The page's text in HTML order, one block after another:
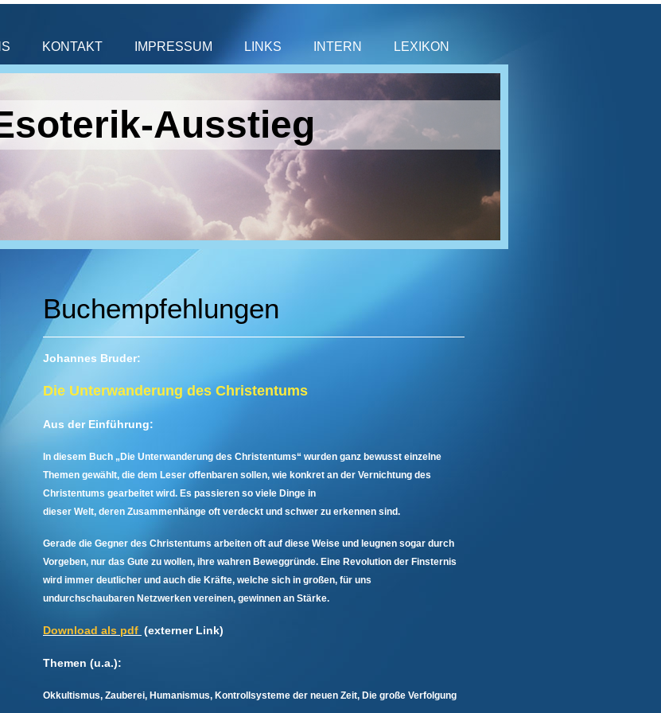
KONTAKT IMPRESSUM LINKS INTERN LEXIKON
Ausstieg
Buchempfehlungen
Johannes Bruder:
Die Unterwanderung des Christentums
Aus der Einführung:
In diesem Buch „Die Unterwanderung des Christentums“ wurden ganz bewusst einzelne
Themen gewählt, die dem Leser offenbaren sollen, wie konkret an der Vernichtung des
Christentums gearbeitet wird. Es passieren so viele Dinge in
dieser Welt, deren Zusammenhänge oft verdeckt und schwer zu erkennen sind.
Gerade die Gegner des Christentums arbeiten oft auf diese Weise und leugnen sogar durch
Vorgeben, nur das Gute zu wollen, ihre wahren Beweggründe. Eine Revolution der Finsternis
wird immer deutlicher und auch die Kräfte, welche sich in großen, für uns
undurchschaubaren Netzwerken vereinen, gewinnen an Stärke.
Download als pdf (externer Link)
Themen (u.a.):
Okkultismus, Zauberei, Humanismus, Kontrollsysteme der neuen Zeit, Die große Verfolgung